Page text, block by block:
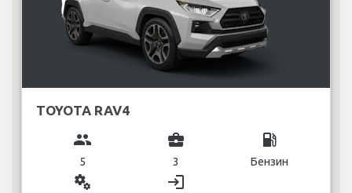
TOYOTA RAV4
group
5
business_center
3
local_gas_station
Бензин
miscellaneous_services login